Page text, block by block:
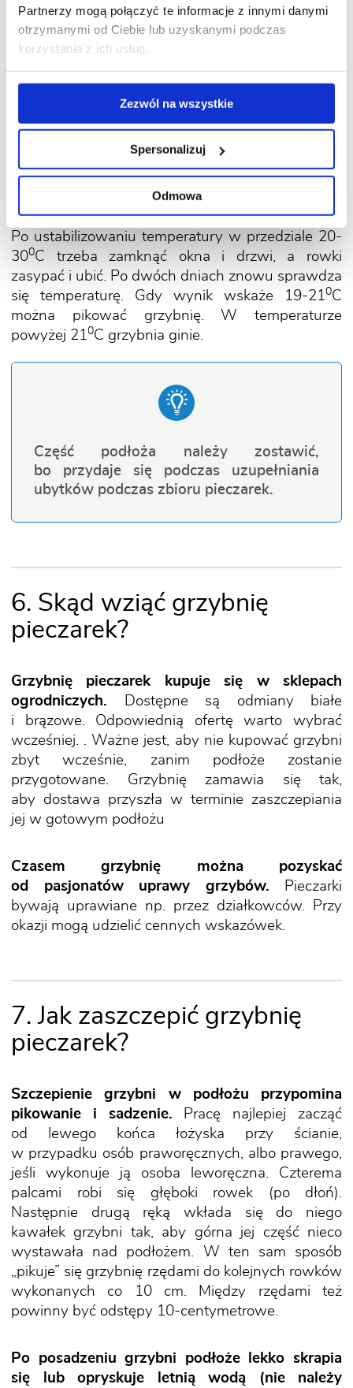
Partnerzy mogą połączyć te informacje z innymi danymi
otrzymanymi od Ciebie lub uzyskanymi podczas
korzystania z ich usług.
Zezwól na wszystkie
Spersonalizuj
Odmowa
temperatury warto mieć termometr do kompostu.
Wyposażony jest on w długą końcówkę, którą
wsadza się w podłoże. Pierwszą kontrolę
temperatury podłoża pieczarkowego wykonuje się
po trzech dniach od jego ułożenia, a następną –
po dwóch kolejnych. Jeśli temperatura wynosi 20-
0
wzrośnie do 40-500C, podłoże trzeba schłodzić.
Jak to zrobić? Można otworzyć okna i drzwi,
wykonać w podłożu podłużne rowki albo
w ostateczności zwilżyć je zimną wodą.
Po ustabilizowaniu temperatury w przedziale 20-
300C trzeba zamknąć okna i drzwi, a rowki
zasypać i ubić. Po dwóch dniach znowu sprawdza
się temperaturę. Gdy wynik wskaże 19-210C
można pikować grzybnię. W temperaturze
powyżej 210C grzybnia ginie.
Część podłoża należy zostawić,
bo przydaje się podczas uzupełniania
ubytków podczas zbioru pieczarek.
6. Skąd wziąć grzybnię
pieczarek?
Grzybnię pieczarek kupuje się w sklepach
ogrodniczych. Dostępne są odmiany białe
i brązowe. Odpowiednią ofertę warto wybrać
wcześniej. . Ważne jest, aby nie kupować grzybni
zbyt wcześnie, zanim podłoże zostanie
przygotowane. Grzybnię zamawia się tak,
aby dostawa przyszła w terminie zaszczepiania
jej w gotowym podłożu
Czasem grzybnię można pozyskać
od pasjonatów uprawy grzybów. Pieczarki
bywają uprawiane np. przez działkowców. Przy
okazji mogą udzielić cennych wskazówek.
7. Jak zaszczepić grzybnię
pieczarek?
Szczepienie grzybni w podłożu przypomina
pikowanie i sadzenie. Pracę najlepiej zacząć
od lewego końca łożyska przy ścianie,
w przypadku osób praworęcznych, albo prawego,
jeśli wykonuje ją osoba leworęczna. Czterema
palcami robi się głęboki rowek (po dłoń).
Następnie drugą ręką wkłada się do niego
kawałek grzybni tak, aby górna jej część nieco
wystawała nad podłożem. W ten sam sposób
„pikuje” się grzybnię rzędami do kolejnych rowków
wykonanych co 10 cm. Między rzędami też
powinny być odstępy 10-centymetrowe.
Po posadzeniu grzybni podłoże lekko skrapia
się lub opryskuje letnią wodą (nie należy